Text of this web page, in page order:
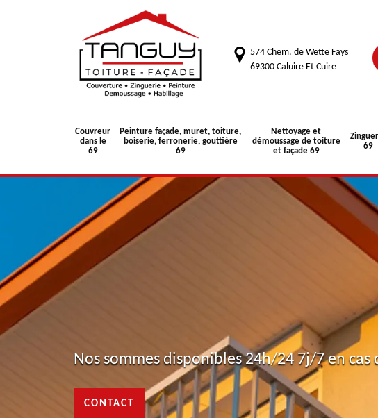
574 Chem. de Wette Fays
69300 Caluire Et Cuire
Couvreur
dans le
69
Peinture façade, muret, toiture,
boiserie, ferronerie, gouttière
69
Nettoyage et
démoussage de toiture
et façade 69
69
Nos sommes disponibles 24h/24 7j/7 en cas
CONTACT